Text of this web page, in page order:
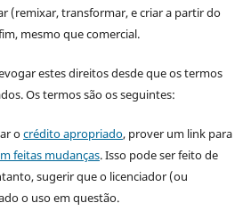
(remixar, transformar, e criar a partir do
mesmo que comercial.
estes direitos desde que os termos
Os termos são os seguintes:
ocrédito apropriado, prover um link para
feitas mudanças. Isso pode ser feito de
sugerir que o licenciador (ou
o uso em questão.